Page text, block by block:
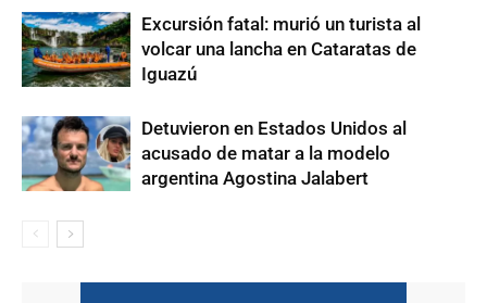
Excursión fatal: murió un turista al
volcar una lancha en Cataratas de
Iguazú
Detuvieron en Estados Unidos al
acusado de matar a la modelo
argentina Agostina Jalabert